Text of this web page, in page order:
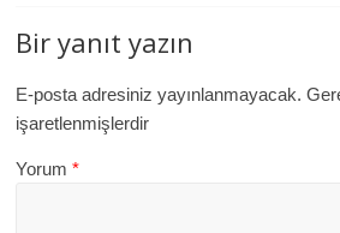
Bir yanıt yazın
E-posta adresiniz yayınlanmayacak.
işaretlenmişlerdir
Yorum*